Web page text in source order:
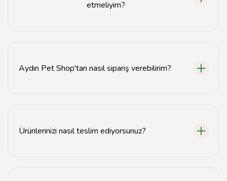
etmeliyim?
Aydın Pet Shop'tan nasıl sipariş verebilirim?
Ürünlerinizi nasıl teslim ediyorsunuz?